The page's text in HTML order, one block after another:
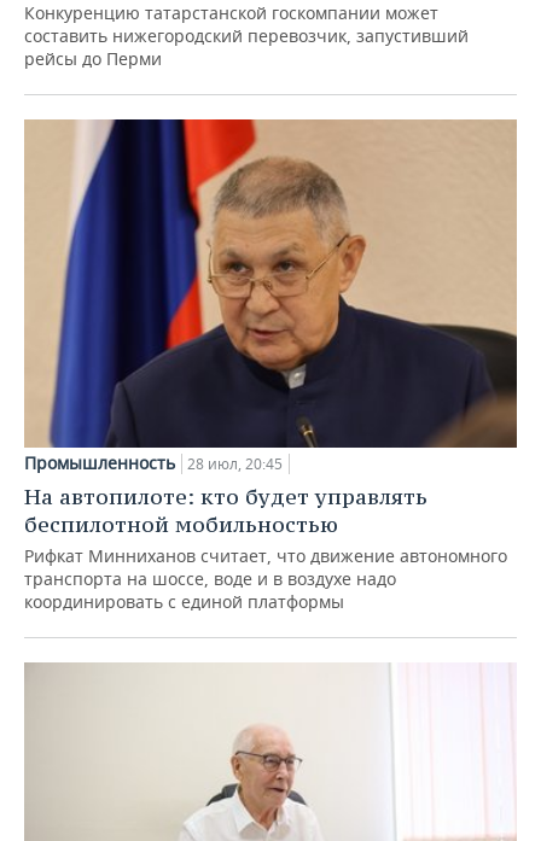
Конкуренцию татарстанской госкомпании может
составить нижегородский перевозчик, запустивший
рейсы до Перми
Промышленность 28 июл, 20:45
На автопилоте: кто будет управлять
беспилотной мобильностью
Рифкат Минниханов считает, что движение автономного
транспорта на шоссе, воде и в воздухе надо
координировать с единой платформы